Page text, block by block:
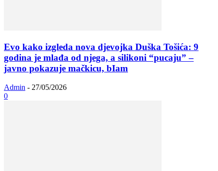
Evo kako izgleda nova djevojka Duška Tošića: 9
godina je mlađa od njega, a silikoni “pucaju” –
javno pokazuje mačkicu, bIam
Admin - 27/05/2026
0